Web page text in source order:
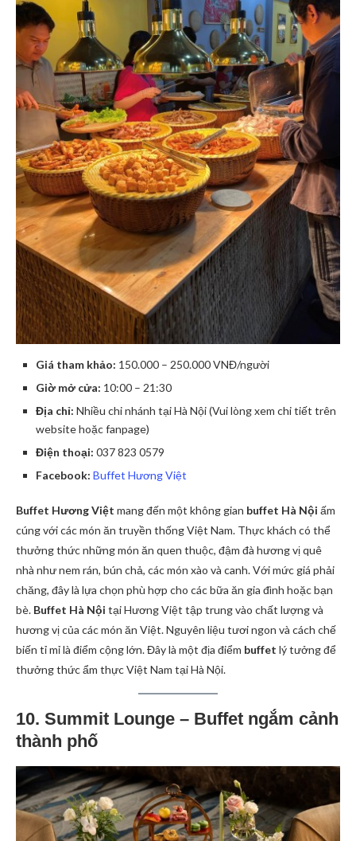
Giá tham khảo: 150.000 – 250.000 VNĐ/người
Giờ mở cửa: 10:00 – 21:30
Địa chỉ: Nhiều chi nhánh tại Hà Nội (Vui lòng xem chi tiết trên
website hoặc fanpage)
Điện thoại: 037 823 0579
Facebook: Buffet Hương Việt
Buffet Hương Việt mang đến một không gian buffet Hà Nội ấm
cúng với các món ăn truyền thống Việt Nam. Thực khách có thể
thưởng thức những món ăn quen thuộc, đậm đà hương vị quê
nhà như nem rán, bún chả, các món xào và canh. Với mức giá phải
chăng, đây là lựa chọn phù hợp cho các bữa ăn gia đình hoặc bạn
bè. Buffet Hà Nội tại Hương Việt tập trung vào chất lượng và
hương vị của các món ăn Việt. Nguyên liệu tươi ngon và cách chế
biến tỉ mỉ là điểm cộng lớn. Đây là một địa điểm buffet lý tưởng để
thưởng thức ẩm thực Việt Nam tại Hà Nội.
10. Summit Lounge – Buffet ngắm cảnh
thành phố